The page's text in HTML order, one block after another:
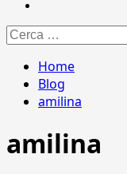
Ricerca
per:
Home
Blog
amilina
amilina